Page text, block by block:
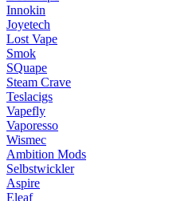
Innokin
Joyetech
Lost Vape
Smok
SQuape
Steam Crave
Teslacigs
Vapefly
Vaporesso
Wismec
Ambition Mods
Selbstwickler
Aspire
Eleaf